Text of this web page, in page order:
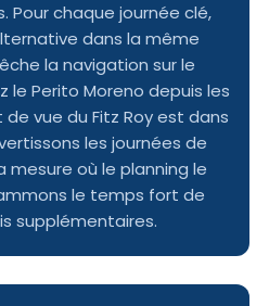
Pour chaque journée clé,
dans la même
la navigation sur le
le Perito Moreno depuis les
vue du Fitz Roy est dans
les journées de
mesure où le planning le
le temps fort de
supplémentaires.